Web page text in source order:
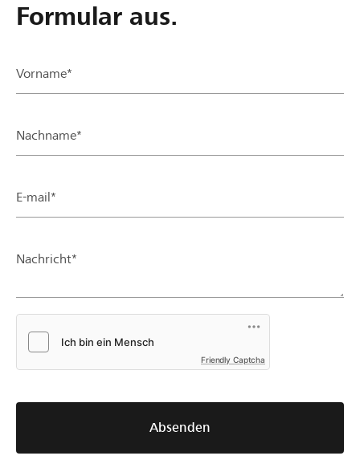
Formular aus.
Vorname*
Nachname*
E-mail*
Nachricht*
Friendly Captcha
Absenden